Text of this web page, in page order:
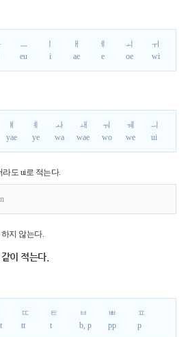
ㅡ
eu
i
ㅐ
ae
ㅔ
e
ㅚ
oe
ㅟ
wi
ㅒ
yae
ㅖ
ye
ㅘ
wa
ㅙ
wae
ㅝ
wo
ㅞ
we
ㅢ
ui
라도 ui로 적는다.
지 않는다.
이 적는다.
ㄸ
tt
ㅌ
t
ㅂ
b, p
ㅃ
pp
ㅍ
p